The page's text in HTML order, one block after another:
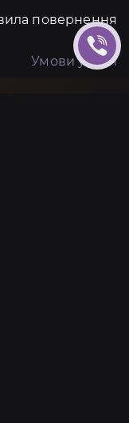
повернення
Умови угоди